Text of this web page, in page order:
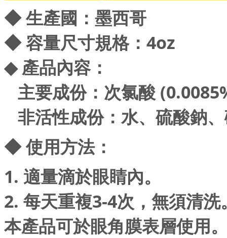
◆ 生產國：墨西哥
◆ 容量尺寸規格：4oz
◆ 產品內容：
主要成份：次氯酸
非活性成份：水、硫酸鈉
◆ 使用方法：
1. 適量滴於眼睛內。
2. 每天重複3-4次，無須清洗
本產品可於眼角膜表層使用